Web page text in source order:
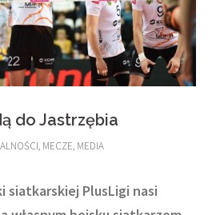
do Jastrzębia
, MECZE, MEDIA
siatkarskiej PlusLigi nasi